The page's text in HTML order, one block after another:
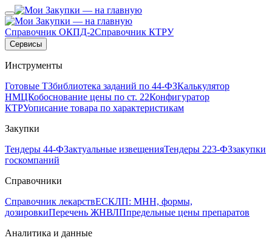
Справочник ОКПД-2Справочник КТРУ
Сервисы
Инструменты
Готовые ТЗбиблиотека заданий по 44-ФЗКалькулятор
НМЦКобоснование цены по ст. 22Конфигуратор
КТРУописание товара по характеристикам
Закупки
Тендеры 44-ФЗактуальные извещенияТендеры 223-ФЗзакупки
госкомпаний
Справочники
Справочник лекарствЕСКЛП: МНН, формы,
дозировкиПеречень ЖНВЛПпредельные цены препаратов
Аналитика и данные